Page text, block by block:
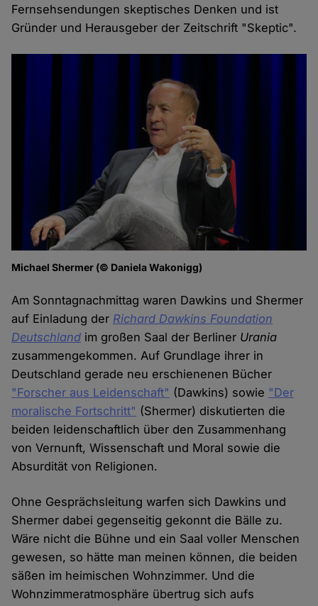
Fernsehsendungen skeptisches Denken und ist
Gründer und Herausgeber der Zeitschrift "Skeptic".
Michael Shermer (© Daniela Wakonigg)
Am Sonntagnachmittag waren Dawkins und Shermer
auf Einladung der Richard Dawkins Foundation
Deutschland im großen Saal der Berliner Urania
zusammengekommen. Auf Grundlage ihrer in
Deutschland gerade neu erschienenen Bücher
"Forscher aus Leidenschaft" (Dawkins) sowie "Der
moralische Fortschritt" (Shermer) diskutierten die
beiden leidenschaftlich über den Zusammenhang
von Vernunft, Wissenschaft und Moral sowie die
Absurdität von Religionen.
Ohne Gesprächsleitung warfen sich Dawkins und
Shermer dabei gegenseitig gekonnt die Bälle zu.
Wäre nicht die Bühne und ein Saal voller Menschen
gewesen, so hätte man meinen können, die beiden
säßen im heimischen Wohnzimmer. Und die
Wohnzimmeratmosphäre übertrug sich aufs